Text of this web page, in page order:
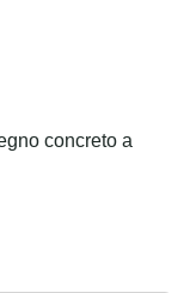
concreto a